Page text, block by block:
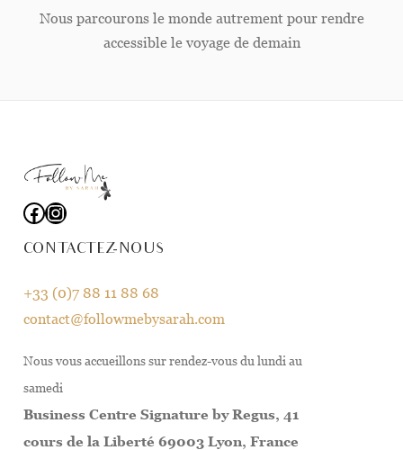
Nous parcourons le monde autrement pour rendre
accessible le voyage de demain
CONTACTEZ-NOUS
+33 (0)7 88 11 88 68
contact@followmebysarah.com
Nous vous accueillons sur rendez-vous du lundi au
samedi
Business Centre Signature by Regus, 41
cours de la Liberté 69003 Lyon, France